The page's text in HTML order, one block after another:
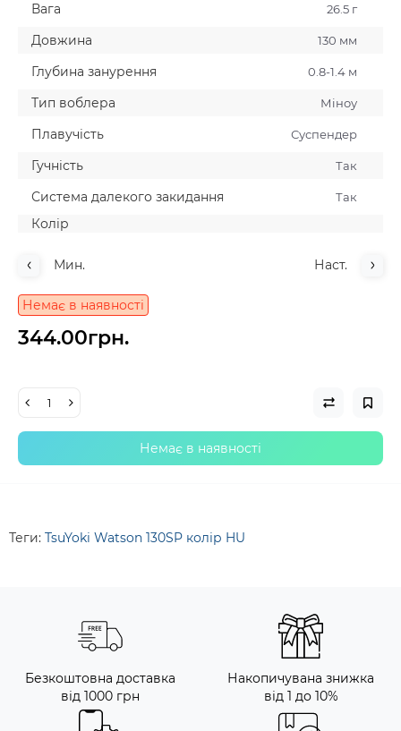
Вага 26.5 г
Довжина 130 мм
Глубина занурення 0.8-1.4 м
Тип воблера Мiноу
Плавучiсть Суспендер
Гучнiсть Так
Система далекого закидання Так
Колiр
Мин. Наст.
Немає в наявності
344.00грн.
Немає в наявності
Теги: TsuYoki Watson 130SP колір HU
Безкоштовна доставка
від 1000 грн
Накопичувана знижка
від 1 до 10%